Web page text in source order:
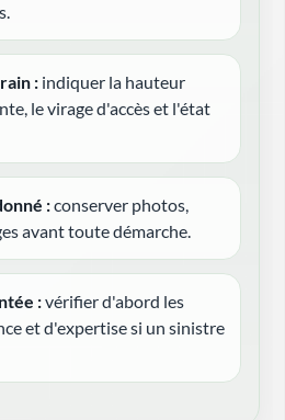
: indiquer la hauteur
le virage d'accès et l'état
:conserver photos,
avant toute démarche.
:vérifier d'abord les
et d'expertise si un sinistre